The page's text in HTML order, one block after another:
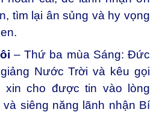
tìm lại ân sủng và hy vọng
– Thứ ba mùa Sáng: Đức
Nước Trời và kêu gọi
xin cho được tin vào lòng
siêng năng lãnh nhận Bí